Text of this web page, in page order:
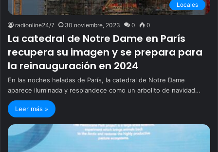
Locales
radionline24/7 30 noviembre, 2023 0 0
La catedral de Notre Dame en París
recupera su imagen y se prepara para
la reinauguración en 2024
En las noches heladas de París, la catedral de Notre Dame
aparece iluminada y resplandece como un arbolito de navidad…
Leer más »